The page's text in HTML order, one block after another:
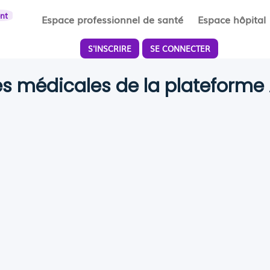
Espace professionnel de santé Espace hôpital
S'INSCRIRE SE CONNECTER
médicales de la plateforme